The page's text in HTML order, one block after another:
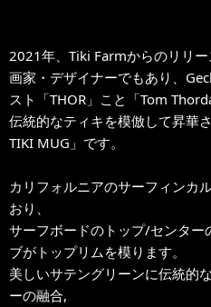
2021年、Tiki Farmからのリリー
画家・デザイナーでもあり、
スト「THOR」こと「Tom
伝統的なティキを模倣して昇華
TIKI MUG」です。
カリフォルニアのサーフィンカ
おり、
サーフボードのトップ/センター
ブがトップリムを模ります。
美しいサテングリーンに伝統的
ーの融合,